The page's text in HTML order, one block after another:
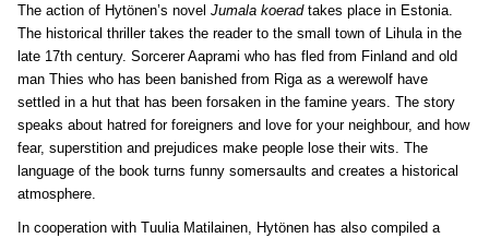
The action of Hytönen’s novel Jumala koeradtakes place in Estonia.
The historical thriller takes the reader to the small town of Lihula in the
late 17th century. Sorcerer Aaprami who has fled from Finland and old
man Thies who has been banished from Riga as a werewolf have
settled in a hut that has been forsaken in the famine years. The story
speaks about hatred for foreigners and love for your neighbour, and how
fear, superstition and prejudices make people lose their wits. The
language of the book turns funny somersaults and creates a historical
atmosphere.
In cooperation with Tuulia Matilainen, Hytönen has also compiled a